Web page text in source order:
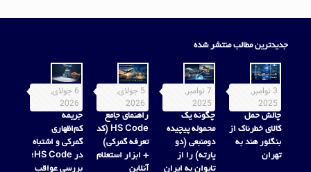
جدیدترین مطالب منتشر شده
6 جولای,
2026
جریمه
کم‌اظهاری
گمرکی و اشتباه
در HS Code؛
بررسی عواقب
5 جولای,
2026
راهنمای جامع
HS Code (کد
تعرفه گمرکی)
+ ابزار استعلام
آنلاین
7 نوامبر,
2025
چگونه یک
محموله پیچیده
دومنبعی (دو
پارته) را از
تایوان به ایران
3 نوامبر,
2025
چالش حمل
کالای خطرناک از
بنگلور هند به
تهران